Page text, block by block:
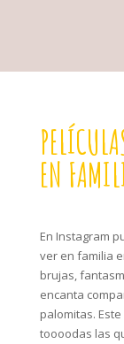
EN
En Instagram
ver en familia
brujas,
encanta
palomitas.
toooodas las